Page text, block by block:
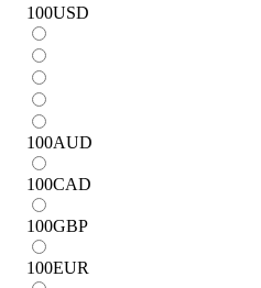
100USD
100AUD
100CAD
100GBP
100EUR